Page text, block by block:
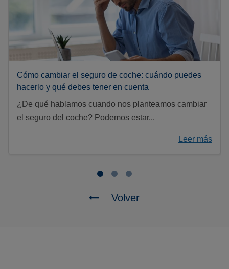
Cómo cambiar el seguro de coche: cuándo puedes
hacerlo y qué debes tener en cuenta
¿De qué hablamos cuando nos planteamos cambiar
el seguro del coche? Podemos estar...
Leer más
Volver